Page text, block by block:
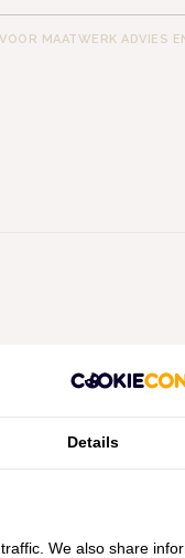
VOOR MAATWERK ADVIES
Details
We also share